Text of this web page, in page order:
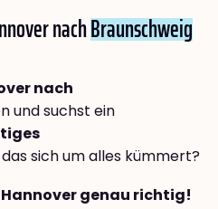
nachBraunschweig
nach
und suchst ein
das sich um alles kümmert?
genau richtig!